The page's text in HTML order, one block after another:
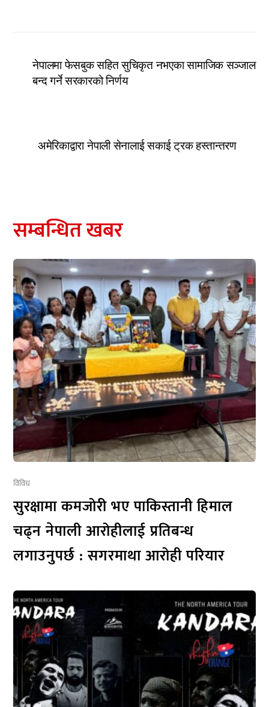
नेपालमा फेसबुक सहित सुचिकृत नभएका सामाजिक सञ्जाल
बन्द गर्ने सरकारको निर्णय
अमेरिकाद्वारा नेपाली सेनालाई सकाई ट्रक हस्तान्तरण
सम्बन्धित खबर
विविध
सुरक्षामा कमजोरी भए पाकिस्तानी हिमाल
चढ्न नेपाली आरोहीलाई प्रतिबन्ध
लगाउनुपर्छ : सगरमाथा आरोही परियार